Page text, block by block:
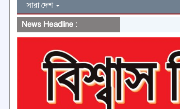
সারা দেশ
News Headline :